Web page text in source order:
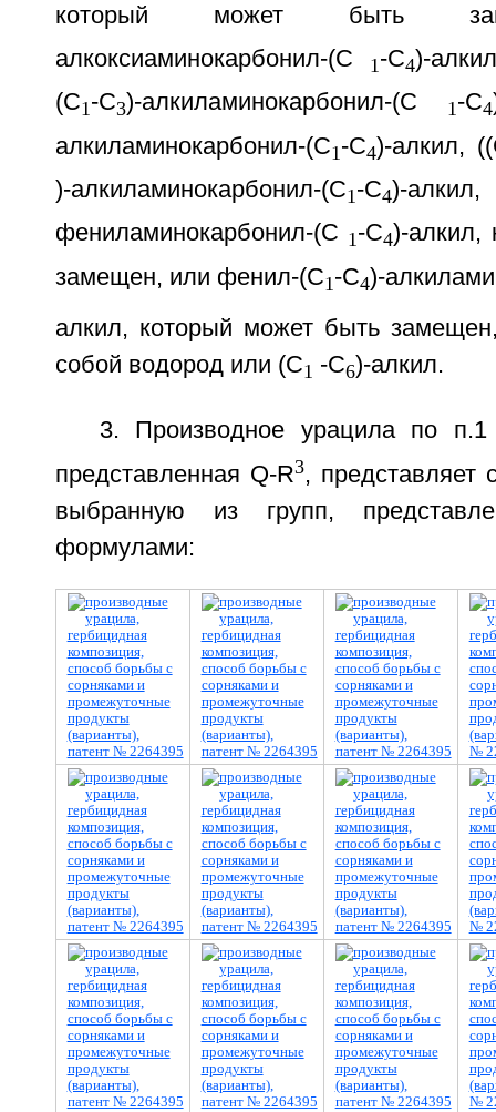
который может быть
алкоксиаминокарбонил-(С
1-С4)-
(С1-С3)-алкиламинокарбонил-(С 1-С4
алкиламинокарбонил-(С1 -С4)-алкил,
)-алкиламинокарбонил-(С1-С4)-алкил,
фениламинокарбонил-(С 1-С4)-алкил,
замещен, или фенил-(С1 -С4)-
алкил, который может быть
собой водород или (С1 -С6)-алкил.
3. Производное урацила по
представленная Q-R3, представляет
выбранную из групп,
формулами: